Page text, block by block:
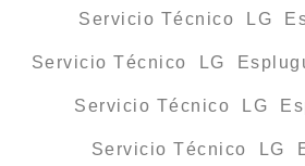
Servicio Técnico LG
Servicio Técnico LG
Servicio Técnico LG
Servicio Técnico LG